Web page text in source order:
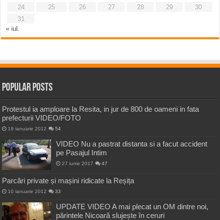
24
25 26 27 28 29
30
31
« iul.
Popular Posts
Protestul ia amploare la Resita, in jur de 800 de oameni in fata
prefecturii VIDEO/FOTO
19 ianuarie 2012 54
VIDEO Nu a pastrat distanta si a facut accident
pe Pasajul Intim
27 iunie 2017 47
Parcări private și mașini ridicate la Reșița
10 ianuarie 2012 33
UPDATE VIDEO A mai plecat un OM dintre noi,
părintele Nicoară slujește în ceruri